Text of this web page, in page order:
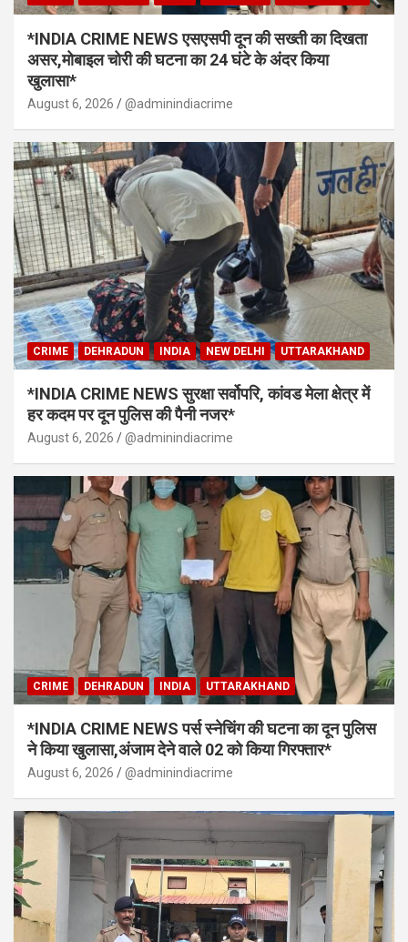
*INDIA CRIME NEWS एसएसपी दून की सख्ती का दिखता
असर,मोबाइल चोरी की घटना का 24 घंटे के अंदर किया
खुलासा*
August 6, 2026 @adminindiacrime
CRIME DEHRADUN INDIA NEW DELHI UTTARAKHAND
*INDIA CRIME NEWS सुरक्षा सर्वोपरि, कांवड मेला क्षेत्र में
हर कदम पर दून पुलिस की पैनी नजर*
August 6, 2026 @adminindiacrime
CRIME DEHRADUN INDIA UTTARAKHAND
*INDIA CRIME NEWS पर्स स्नेचिंग की घटना का दून पुलिस
ने किया खुलासा,अंजाम देने वाले 02 को किया गिरफ्तार*
August 6, 2026 @adminindiacrime